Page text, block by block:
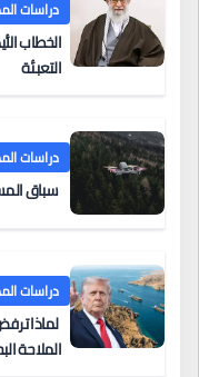
دراسات
الخطاب
التعبئة
دراسات
سباق
دراسات
لماذا
الملاحة